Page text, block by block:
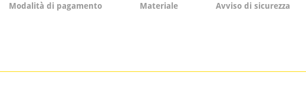
Modalità di pagamento Materiale Avviso di sicurezza